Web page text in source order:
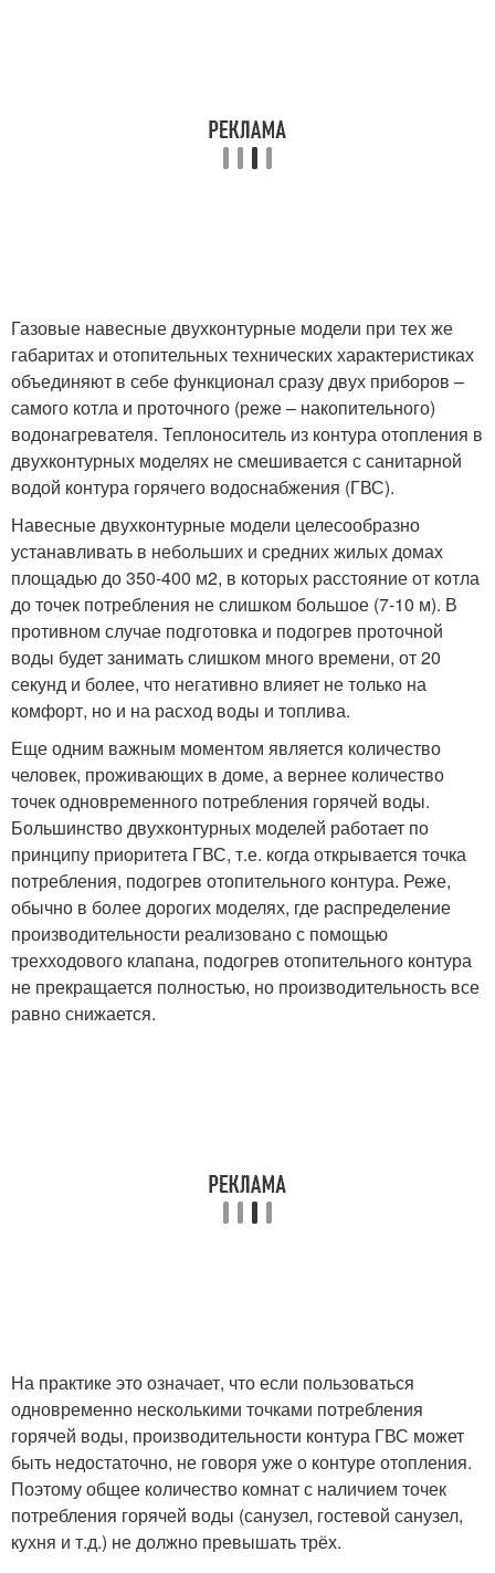
Газовые навесные двухконтурные модели при тех же
габаритах и отопительных технических характеристиках
объединяют в себе функционал сразу двух приборов –
самого котла и проточного (реже – накопительного)
водонагревателя. Теплоноситель из контура отопления в
двухконтурных моделях не смешивается с санитарной
водой контура горячего водоснабжения (ГВС).
Навесные двухконтурные модели целесообразно
устанавливать в небольших и средних жилых домах
площадью до 350-400 м2, в которых расстояние от котла
до точек потребления не слишком большое (7-10 м). В
противном случае подготовка и подогрев проточной
воды будет занимать слишком много времени, от 20
секунд и более, что негативно влияет не только на
комфорт, но и на расход воды и топлива.
Еще одним важным моментом является количество
человек, проживающих в доме, а вернее количество
точек одновременного потребления горячей воды.
Большинство двухконтурных моделей работает по
принципу приоритета ГВС, т.е. когда открывается точка
потребления, подогрев отопительного контура. Реже,
обычно в более дорогих моделях, где распределение
производительности реализовано с помощью
трехходового клапана, подогрев отопительного контура
не прекращается полностью, но производительность все
равно снижается.
На практике это означает, что если пользоваться
одновременно несколькими точками потребления
горячей воды, производительности контура ГВС может
быть недостаточно, не говоря уже о контуре отопления.
Поэтому общее количество комнат с наличием точек
потребления горячей воды (санузел, гостевой санузел,
кухня и т.д.) не должно превышать трёх.